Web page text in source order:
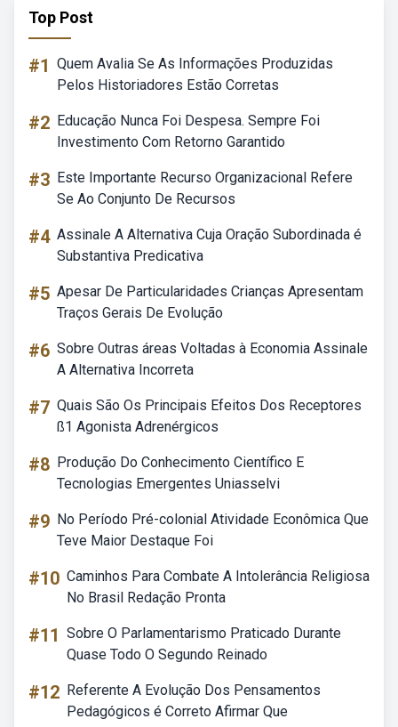
Top Post
#1 Quem Avalia Se As Informações Produzidas
Pelos Historiadores Estão Corretas
#2 Educação Nunca Foi Despesa. Sempre Foi
Investimento Com Retorno Garantido
#3 Este Importante Recurso Organizacional Refere
Se Ao Conjunto De Recursos
#4 Assinale A Alternativa Cuja Oração Subordinada é
Substantiva Predicativa
#5 Apesar De Particularidades Crianças Apresentam
Traços Gerais De Evolução
#6 Sobre Outras áreas Voltadas à Economia Assinale
A Alternativa Incorreta
#7 Quais São Os Principais Efeitos Dos Receptores
ß1 Agonista Adrenérgicos
#8 Produção Do Conhecimento Científico E
Tecnologias Emergentes Uniasselvi
#9 No Período Pré-colonial Atividade Econômica Que
Teve Maior Destaque Foi
#10 Caminhos Para Combate A Intolerância Religiosa
No Brasil Redação Pronta
#11 Sobre O Parlamentarismo Praticado Durante
Quase Todo O Segundo Reinado
#12 Referente A Evolução Dos Pensamentos
Pedagógicos é Correto Afirmar Que